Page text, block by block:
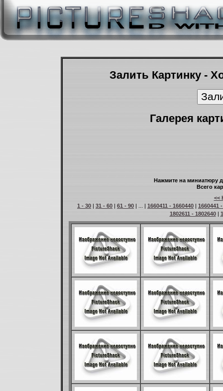
Залить Картинку -
Галерея
Нажмите на миниатюру
Всего
<<
1 - 30 | 31 - 60 | 61 - 90 | ... | 1660411 - 1660440 | 1660441
1802611 - 1802640|